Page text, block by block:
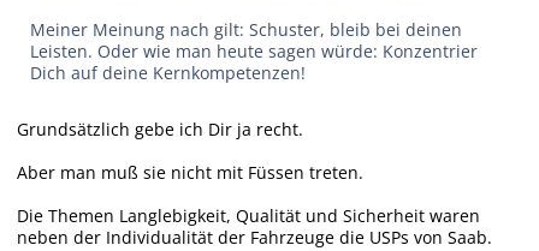
Meiner Meinung nach gilt: Schuster, bleib bei deinen
Leisten. Oder wie man heute sagen würde: Konzentrier
Dich auf deine Kernkompetenzen!
Grundsätzlich gebe ich Dir ja recht.
Aber man muß sie nicht mit Füssen treten.
Die Themen Langlebigkeit, Qualität und Sicherheit waren
neben der Individualität der Fahrzeuge die USPs von Saab.